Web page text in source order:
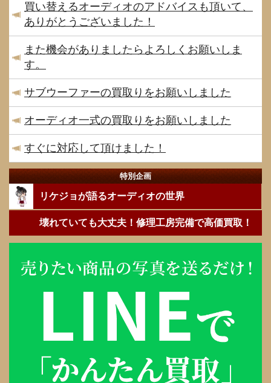
買い替えるオーディオのアドバイスも頂いて、
ありがとうございました！
また機会がありましたらよろしくお願いしま
す。
サブウーファーの買取りをお願いしました
オーディオ一式の買取りをお願いしました
すぐに対応して頂けました！
特別企画
リケジョが語るオーディオの世界
壊れていても大丈夫！修理工房完備で高価買取！